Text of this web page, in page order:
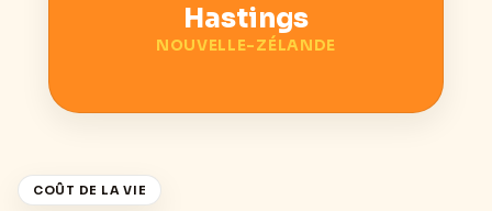
Hastings
NOUVELLE-ZÉLANDE
COÛT DE LA VIE